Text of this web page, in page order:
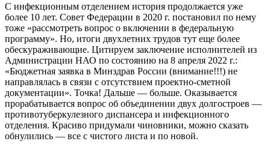
С инфекционным отделением история продолжается уже
более 10 лет. Совет Федерации в 2020 г. постановил по нему
тоже «рассмотреть вопрос о включении в федеральную
программу». Но, итоги двухлетних трудов тут еще более
обескураживающие. Цитируем заключение исполнителей из
Администрации НАО по состоянию на 8 апреля 2022 г.:
«Бюджетная заявка в Минздрав России (внимание!!!) не
направлялась в связи с отсутствием проектно-сметной
документации». Точка! Дальше — больше. Оказывается
прорабатывается вопрос об объединении двух долгостроев —
противотуберкулезного диспансера и инфекционного
отделения. Красиво придумали чиновники, можно сказать
обнулились — все с чистого листа и по новой.